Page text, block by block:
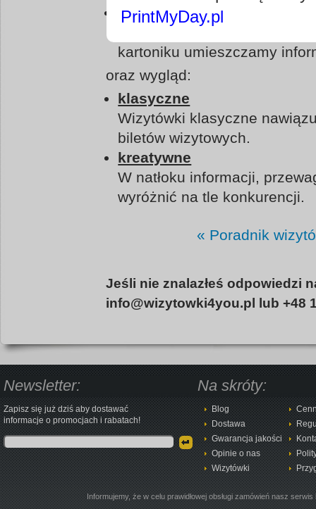
mieszane
kartoniku umieszczamy
oraz wygląd:
klasyczne
Wizytówki klasyczne
biletów wizytowych.
kreatywne
W natłoku informacji,
wyróżnić na tle konkurencji.
« Poradnik
Jeśli nie znalazłeś odpowiedzi
info@wizytowki4you.pl lub +48
Newsletter:
Zapisz się już dziś aby dostawać
informacje o promocjach i rabatach!
Na skróty:
Blog
Dostawa
Gwarancja jakości
Opinie o nas
Wizytówki
Informujemy, że w celu prawidłowej obsługi zamówień nasz
PrintMyDay.pl